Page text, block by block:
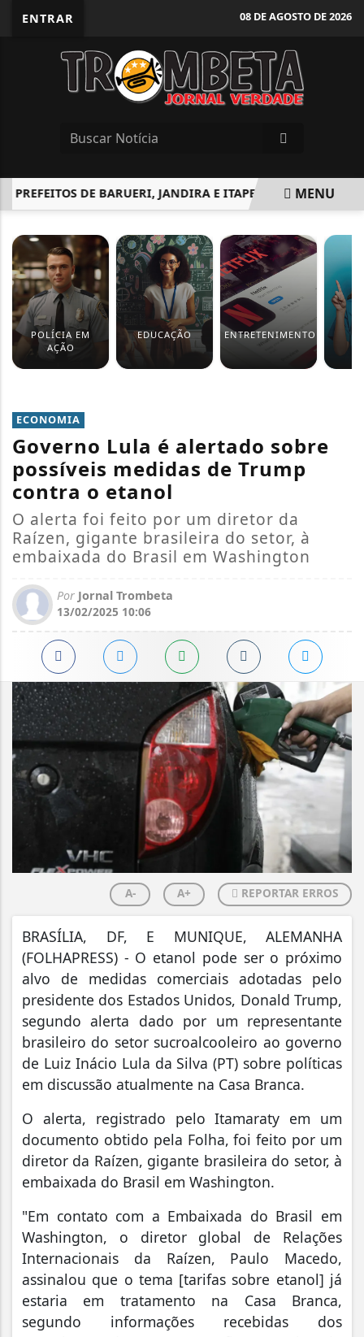
ENTRAR 08 DE AGOSTO DE 2026
DE BARUERI, JANDIRA E ITAPEVI ANUNCIAM
MENU
POLÍCIA EM
AÇÃO
EDUCAÇÃO ENTRETENIMENTO
ECONOMIA
Governo Lula é alertado sobre
possíveis medidas de Trump
contra o etanol
O alerta foi feito por um diretor da
Raízen, gigante brasileira do setor, à
embaixada do Brasil em Washington
Por Jornal Trombeta
13/02/2025 10:06
A- A+ REPORTAR ERROS
BRASÍLIA, DF, E MUNIQUE, ALEMANHA
(FOLHAPRESS) - O etanol pode ser o próximo
alvo de medidas comerciais adotadas pelo
presidente dos Estados Unidos, Donald Trump,
segundo alerta dado por um representante
brasileiro do setor sucroalcooleiro ao governo
de Luiz Inácio Lula da Silva (PT) sobre políticas
em discussão atualmente na Casa Branca.
O alerta, registrado pelo Itamaraty em um
documento obtido pela Folha, foi feito por um
diretor da Raízen, gigante brasileira do setor, à
embaixada do Brasil em Washington.
"Em contato com a Embaixada do Brasil em
Washington, o diretor global de Relações
Internacionais da Raízen, Paulo Macedo,
assinalou que o tema [tarifas sobre etanol] já
estaria em tratamento na Casa Branca,
segundo informações recebidas dos